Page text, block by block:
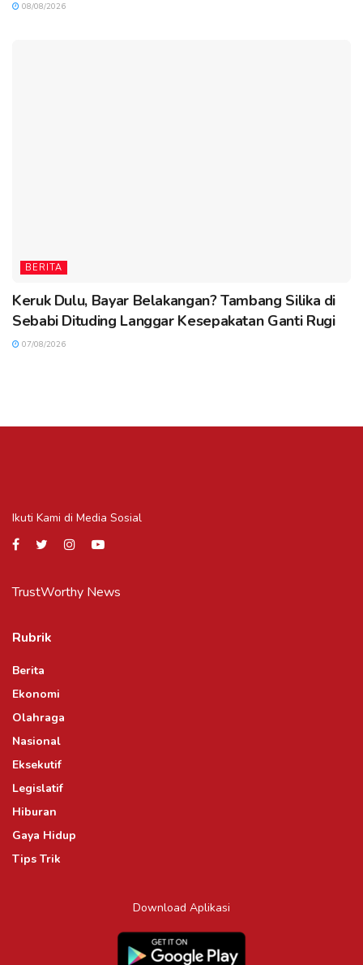
08/08/2026
BERITA
Keruk Dulu, Bayar Belakangan? Tambang Silika di
Sebabi Dituding Langgar Kesepakatan Ganti Rugi
07/08/2026
Ikuti Kami di Media Sosial
TrustWorthy News
Rubrik
Berita
Ekonomi
Olahraga
Nasional
Eksekutif
Legislatif
Hiburan
Gaya Hidup
Tips Trik
Download Aplikasi